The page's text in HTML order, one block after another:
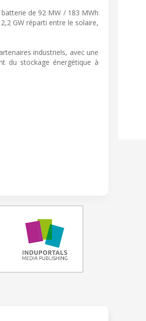
de 92 MW / 183 MWh
GW réparti entre le solaire,
industriels, avec une
du stockage énergétique à